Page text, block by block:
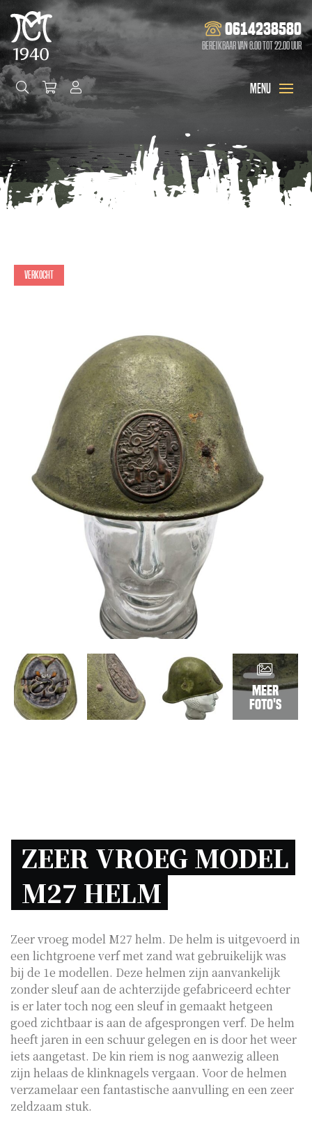
0614238580
Bereikbaar van 8.00 tot 22.00 uur
Verkocht
Meer
foto's
ZEER VROEG MODEL
M27 HELM
Zeer vroeg model M27 helm. De helm is uitgevoerd in
een lichtgroene verf met zand wat gebruikelijk was
bij de 1e modellen. Deze helmen zijn aanvankelijk
zonder sleuf aan de achterzijde gefabriceerd echter
is er later toch nog een sleuf in gemaakt hetgeen
goed zichtbaar is aan de afgesprongen verf. De helm
heeft jaren in een schuur gelegen en is door het weer
iets aangetast. De kin riem is nog aanwezig alleen
zijn helaas de klinknagels vergaan. Voor de helmen
verzamelaar een fantastische aanvulling en een zeer
zeldzaam stuk.